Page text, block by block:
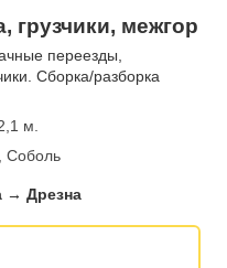
грузчики, межгор
переезды,
Сборка/разборка
м.
Соболь
→ Дрезна